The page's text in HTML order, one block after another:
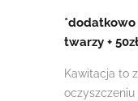
*dodatkowo
twarzy + 50zł
Kawitacja to